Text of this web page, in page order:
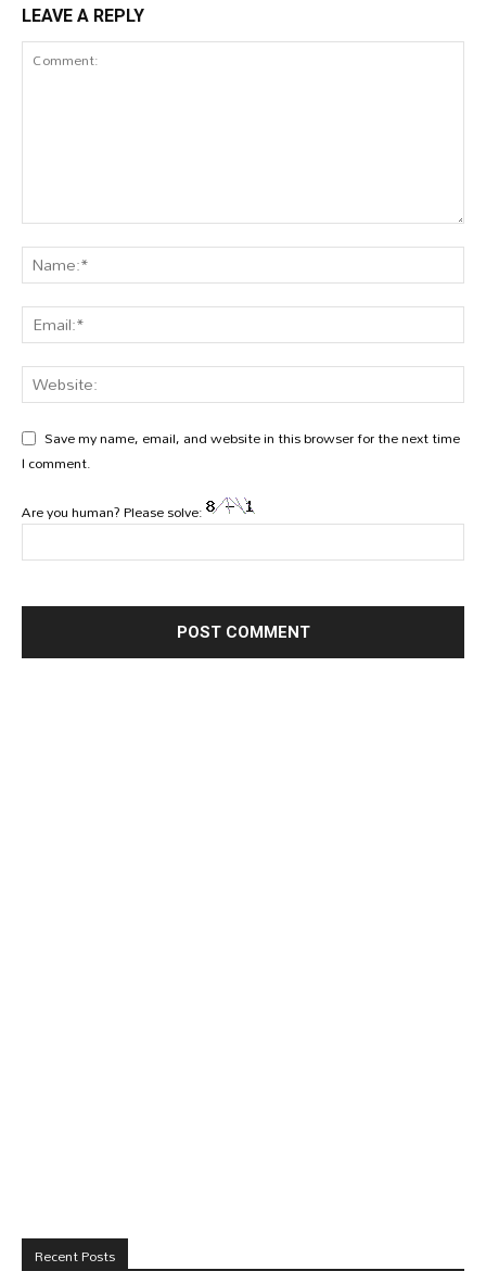
LEAVE A REPLY
Save my name, email, and website in this browser for the next time
I comment.
Are you human? Please solve:
Recent Posts